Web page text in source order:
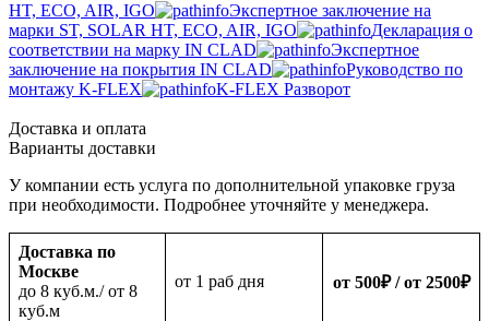
HT, ECO, AIR, IGO
Экспертное заключение на
марки ST, SOLAR HT, ECO, AIR, IGO
Декларация о
соответствии на марку IN CLAD
Экспертное
заключение на покрытия IN CLAD
Руководство по
монтажу K-FLEX
K-FLEX Разворот
Доставка и оплата
Варианты доставки
У компании есть услуга по дополнительной упаковке груза
при необходимости. Подробнее уточняйте у менеджера.
Доставка по
Москве
до 8 куб.м./ от 8
куб.м
oт 1 раб дня от 500₽/ от 2500₽